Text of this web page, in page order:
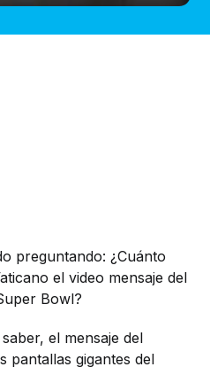
preguntando: ¿Cuánto
el video mensaje del
Bowl?
el mensaje del
pantallas gigantes del